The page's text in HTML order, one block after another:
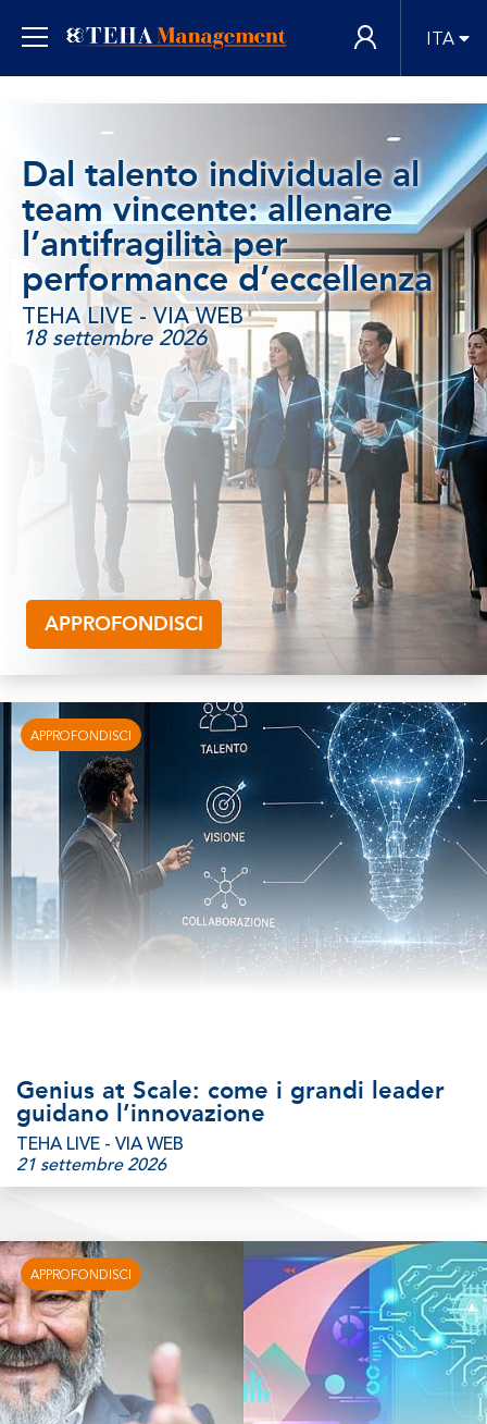
ITA
Dal talento individuale al
team vincente: allenare
l’antifragilità per
performance d’eccellenza
TEHA LIVE - VIA WEB
18 settembre 2026
APPROFONDISCI
Genius at Scale: come i grandi leader
guidano l’innovazione
TEHA LIVE - VIA WEB
21 settembre 2026
APPROFONDISCI
APPROFONDISCI